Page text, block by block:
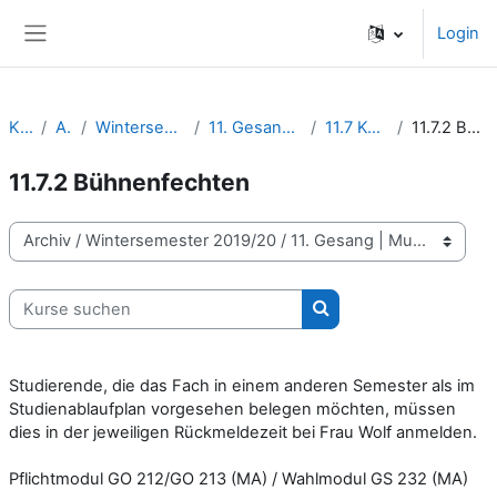
Login
Kurse Archiv Wintersemester 2019/20 11. Gesang | Musiktheater 11.7 Körpertraining 11.7.2 Bühnenfechten
11.7.2 Bühnenfechten
Kursbereiche
Kurse suchen
Kurse suchen
Studierende, die das Fach in einem anderen Semester als im
Studienablaufplan vorgesehen belegen möchten, müssen
dies in der jeweiligen Rückmeldezeit bei Frau Wolf anmelden.
Pflichtmodul GO 212/GO 213 (MA) / Wahlmodul GS 232 (MA)